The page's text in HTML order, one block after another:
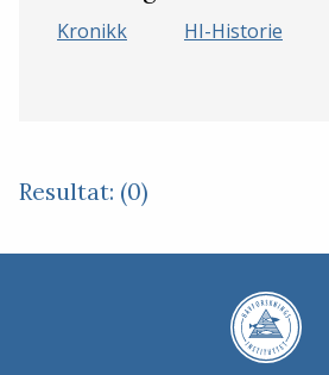
Kronikk HI-Historie
Resultat: (0)